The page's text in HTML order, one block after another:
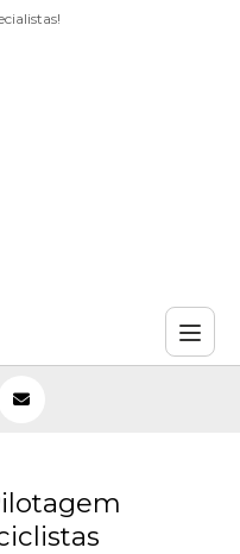
DE PILOTAGEM DEFENSIVA